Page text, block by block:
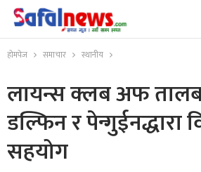
होमपेज समाचार स्थानीय
लायन्स क्लब अफ
डल्फिन र पेन्गुईनद्धारा
सहयोग